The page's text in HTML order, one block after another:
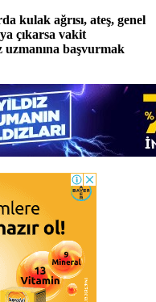
kulak ağrısı, ateş, genel
çıkarsa vakit
başvurmak